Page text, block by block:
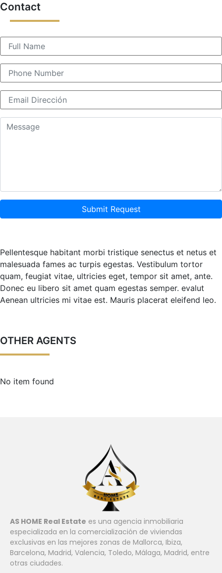
Contact
Submit Request
Pellentesque habitant morbi tristique senectus et netus et
malesuada fames ac turpis egestas. Vestibulum tortor
quam, feugiat vitae, ultricies eget, tempor sit amet, ante.
Donec eu libero sit amet quam egestas semper. evalut
Aenean ultricies mi vitae est. Mauris placerat eleifend leo.
OTHER AGENTS
No item found
AS HOME Real Estate es una agencia inmobiliaria
especializada en la comercialización de viviendas
exclusivas en las mejores zonas de Mallorca, Ibiza,
Barcelona, ​​Madrid, Valencia, Toledo, Málaga, Madrid, entre
otras ciudades.